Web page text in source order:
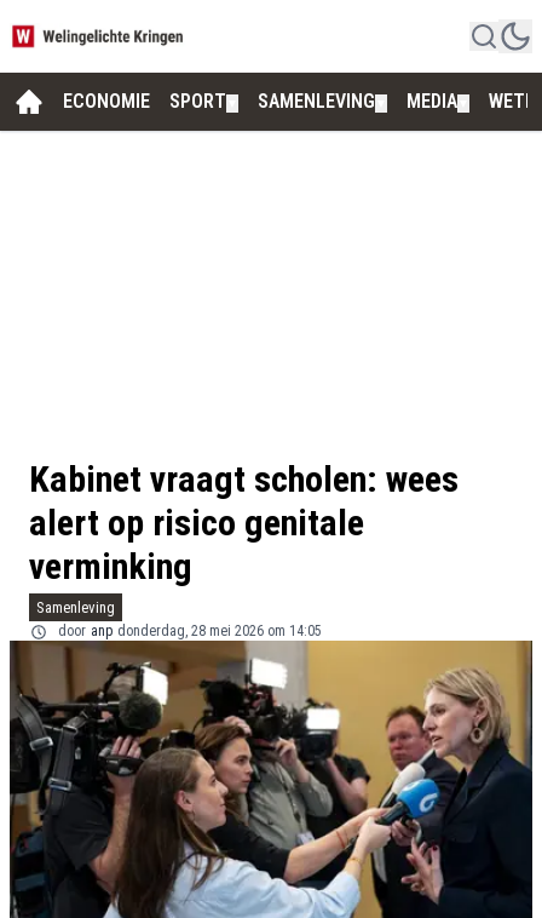
ECONOMIE SPORT SAMENLEVING MEDIA
Kabinet vraagt scholen: wees
alert op risico genitale
verminking
Samenleving
door anp donderdag, 28 mei 2026 om 14:05